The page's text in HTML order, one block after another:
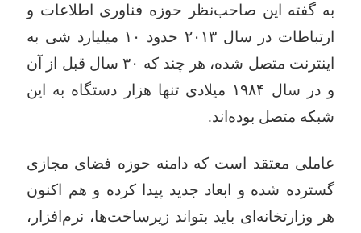
به گفته این صاحب‌نظر حوزه فناوری اطلاعات و
ارتباطات در سال ۲۰۱۳ حدود ۱۰ میلیارد شی به
اینترنت متصل شده‌، هر چند که ۳۰ سال قبل از آن
و در سال ۱۹۸۴ میلادی تنها هزار دستگاه به این
شبکه متصل بوده‌اند.
عاملی معتقد است که دامنه حوزه فضای مجازی
گسترده شده و ابعاد جدید پیدا کرده و هم اکنون
هر وزارتخانه‌ای باید بتواند زیرساخت‌ها، نرم‌افزار،